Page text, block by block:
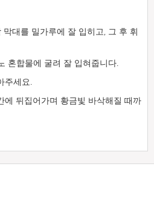
대를 밀가루에 잘 입히고, 그 후 휘
혼합물에 굴려 잘 입혀줍니다.
주세요.
에 뒤집어가며 황금빛 바삭해질 때까